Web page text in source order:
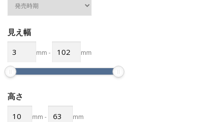
見え幅
mm - mm
高さ
mm - mm